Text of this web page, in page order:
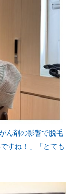
ん剤の影響で脱毛
すね！」「とても